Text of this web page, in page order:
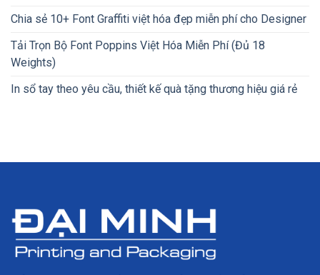
Chia sẻ 10+ Font Graffiti việt hóa đẹp miễn phí cho Designer
Tải Trọn Bộ Font Poppins Việt Hóa Miễn Phí (Đủ 18
Weights)
In sổ tay theo yêu cầu, thiết kế quà tặng thương hiệu giá rẻ